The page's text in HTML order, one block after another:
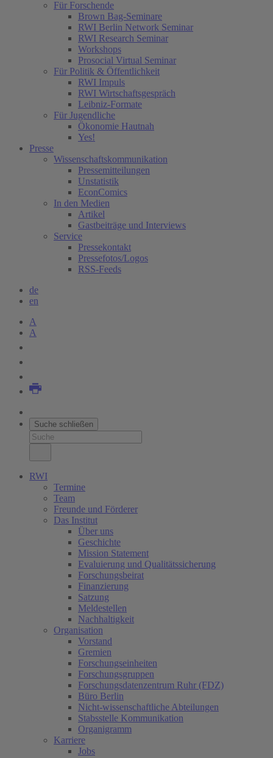
Für Forschende
Brown Bag-Seminare
RWI Berlin Network Seminar
RWI Research Seminar
Workshops
Prosocial Virtual Seminar
Für Politik & Öffentlichkeit
RWI Impuls
RWI Wirtschaftsgespräch
Leibniz-Formate
Für Jugendliche
Ökonomie Hautnah
Yes!
Presse
Wissenschaftskommunikation
Pressemitteilungen
Unstatistik
EconComics
In den Medien
Artikel
Gastbeiträge und Interviews
Service
Pressekontakt
Pressefotos/Logos
RSS-Feeds
de
en
A
A
Suche schließen
RWI
Termine
Team
Freunde und Förderer
Das Institut
Über uns
Geschichte
Mission Statement
Evaluierung und Qualitätssicherung
Forschungsbeirat
Finanzierung
Satzung
Meldestellen
Nachhaltigkeit
Organisation
Vorstand
Gremien
Forschungseinheiten
Forschungsgruppen
Forschungsdatenzentrum Ruhr (FDZ)
Büro Berlin
Nicht-wissenschaftliche Abteilungen
Stabsstelle Kommunikation
Organigramm
Karriere
Jobs